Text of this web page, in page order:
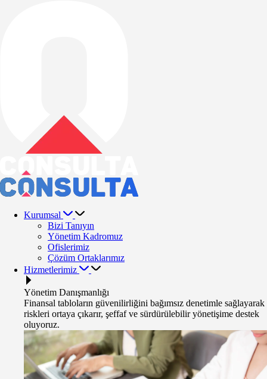
Kurumsal
Bizi Tanıyın
Yönetim Kadromuz
Ofislerimiz
Çözüm Ortaklarımız
Hizmetlerimiz
Yönetim Danışmanlığı
Finansal tabloların güvenilirliğini bağımsız denetimle sağlayarak
riskleri ortaya çıkarır, şeffaf ve sürdürülebilir yönetişime destek
oluyoruz.